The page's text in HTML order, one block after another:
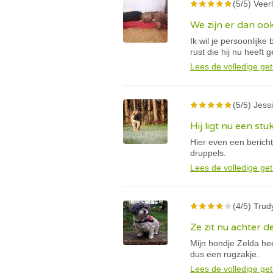
(5/5)
We zijn er dan
Ik wil je persoonlijke
rust die hij nu heeft
Lees de volledige
(5/5)
Hij ligt nu een
Hier even een
druppels.
Lees de volledige
(4/5)
Ze zit nu achter
Mijn hondje Zelda
dus een rugzakje.
Lees de volledige